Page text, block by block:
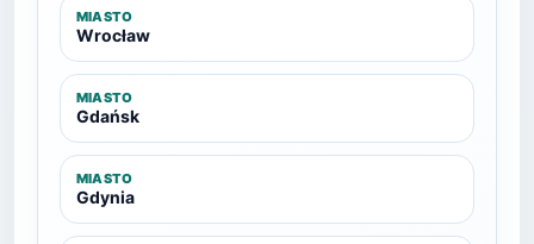
MIASTO
Wrocław
MIASTO
Gdańsk
MIASTO
Gdynia